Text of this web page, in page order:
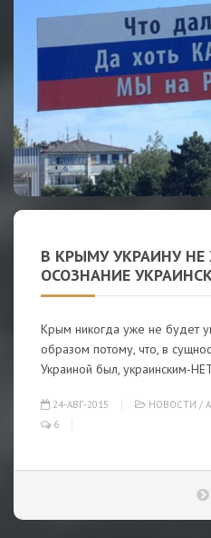
В КРЫМУ УКРАИНУ
ОСОЗНАНИЕ
Крым никогда уже не будет
образом потому, что, в
Украиной был, украинским-
24-АВГ-2015 НОВОСТИ /
6